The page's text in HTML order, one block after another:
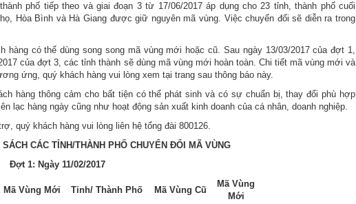
phố tiếp theo và giai đoạn 3 từ 17/06/2017 áp dụng cho 23 tỉnh, thành phố cuối
Hòa Bình và Hà Giang được giữ nguyên mã vùng. Việc chuyển đổi sẽ diễn ra trong
hàng có thể dùng song song mã vùng mới hoặc cũ. Sau ngày 13/03/2017 của đợt 1,
của đợt 3, các tỉnh thành sẽ dùng mã vùng mới hoàn toàn. Chi tiết mã vùng mới và
ứng, quý khách hàng vui lòng xem tại trang sau thông báo này.
hàng thông cảm cho bất tiện có thể phát sinh và có sự chuẩn bị, thay đổi phù hợp
lạc hàng ngày cũng như hoạt động sản xuất kinh doanh của cá nhân, doanh nghiệp.
quý khách hàng vui lòng liên hệ tổng đài 800126.
SÁCH CÁC TỈNH/THÀNH PHỐ CHUYỂN ĐỔI MÃ VÙNG
Đợt 1: Ngày 11/02/2017
Mã Vùng Mới Tỉnh/ Thành Phố Mã Vùng Cũ
Mã Vùng
Mới